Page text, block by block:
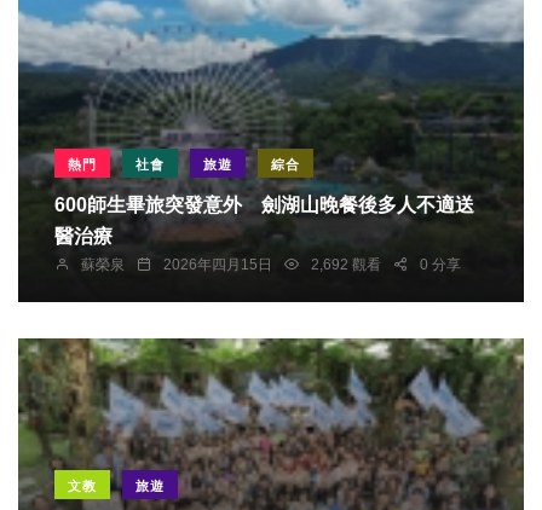
熱門 社會 旅遊 綜合
600師生畢旅突發意外 劍湖山晚餐後多人不適送
醫治療
蘇榮泉 2026年四月15日 2,692 觀看 0 分享
文教 旅遊